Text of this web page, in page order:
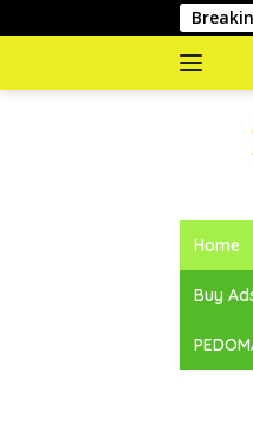
ke
Abdul Sahid Tinjau
dan
Home
Buy